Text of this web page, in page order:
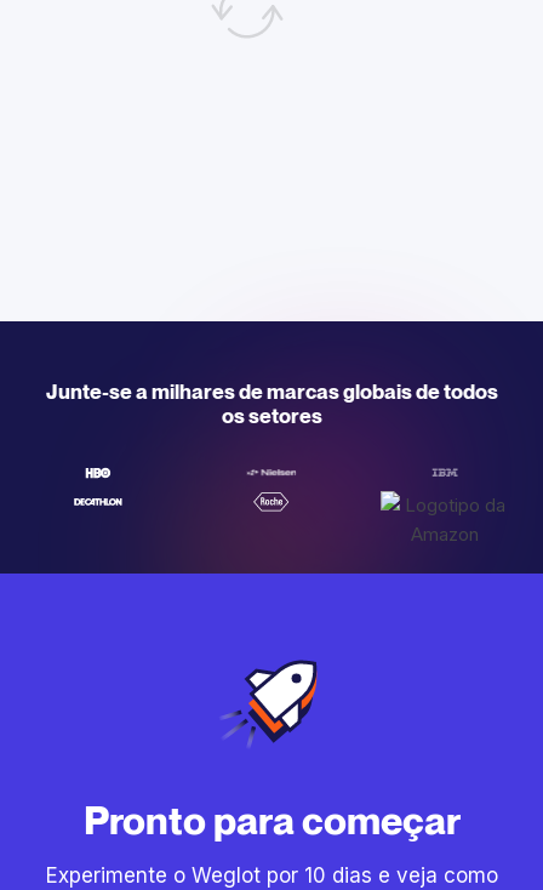
Junte-se a milhares de marcas globais de todos
os setores
Pronto para começar
Experimente o Weglot por 10 dias e veja como